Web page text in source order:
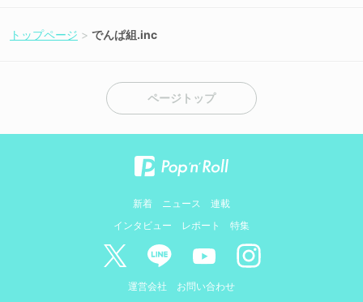
トップページ でんぱ組.inc
ページトップ
新着 ニュース
連載
インタビュー
レポート 特集
運営会社 お問い合わせ